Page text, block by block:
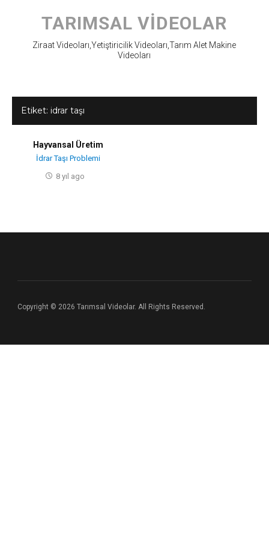
content
TARIMSAL VIDEOLAR
Ziraat Videoları,Yetiştiricilik Videoları,Tarım Alet Makine
Videoları
Etiket: idrar taşı
Hayvansal Üretim
İdrar Taşı Problemi
8 yıl ago
Copyright © 2026 Tarımsal Videolar. All Rights Reserved.